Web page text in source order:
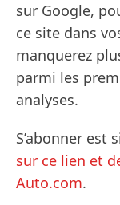
sur Google,
ce site dans
manquerez
parmi les
analyses.
S’abonner est
sur ce lien et
Auto.com.